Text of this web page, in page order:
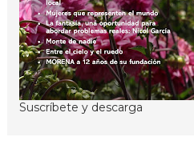
Suscríbete y descarga